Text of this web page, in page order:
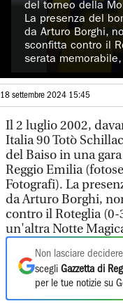
del torneo della
La presenza del
da Arturo Borghi,
sconfitta contro il
serata
18 settembre 2024 15:45
Il 2 luglio 2002,
Italia 90 Totò
del Baiso in una
Reggio Emilia
Fotografi). La
da Arturo Borghi,
contro il Roteglia
un'altra Notte
Non lasciare
scegli Gazzetta di
per le tue notizie su